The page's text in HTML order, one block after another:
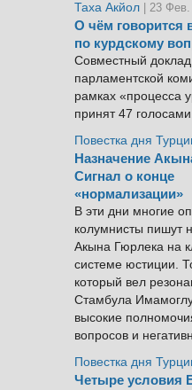
Таха Акйол | 23 Фев.
О чём говорится
по курдскому
Совместный доклад
парламентской
рамках «процесса
принят 47
Повестка дня
Назначение
Сигнал о конце
«нормализации»
В эти дни многие
колумнисты пишут
Акына Гюрлека на
системе юстиции.
который вел
Стамбула
высокие
вопросов и
Повестка дня
Четыре условия